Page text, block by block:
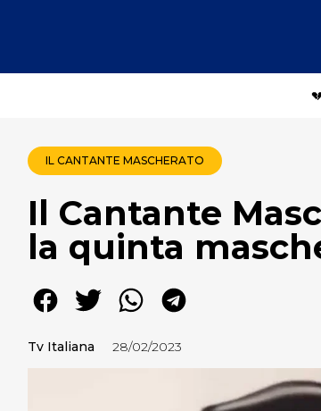
IL CANTANTE MASCHERATO
Il Cantante
la quinta
Tv Italiana 28/02/2023